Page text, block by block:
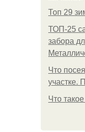
Топ 29
ТОП-25
забора
Что
участке.
Что